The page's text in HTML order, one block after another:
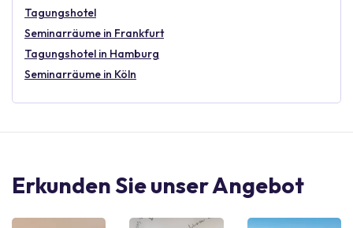
Tagungshotel
Seminarräume in Frankfurt
Tagungshotel in Hamburg
Seminarräume in Köln
Erkunden Sie unser Angebot